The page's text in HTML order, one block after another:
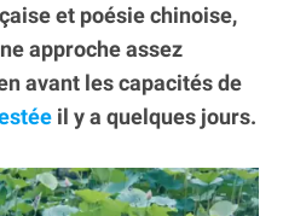
et poésie chinoise,
approche assez
avant les capacités de
il y a quelques jours.